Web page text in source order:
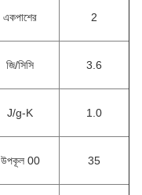
একপাশের 2
জি/সিসি 3.6
J/g-K 1.0
উপকূল 00 35